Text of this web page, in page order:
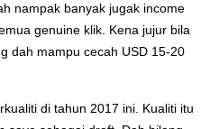
nampak banyak jugak income
genuine klik. Kena jujur bila
dah mampu cecah USD 15-20
di tahun 2017 ini. Kualiti itu